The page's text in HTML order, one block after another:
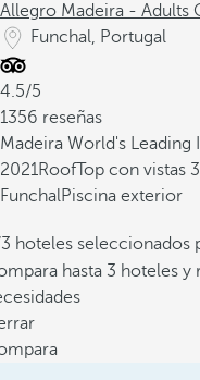
Allegro Madeira - Adults
Funchal, Portugal
4.5/5
1356 reseñas
Madeira World's Leading
2021RoofTop con vistas
FunchalPiscina exterior
hoteles seleccionados
hasta 3 hoteles y